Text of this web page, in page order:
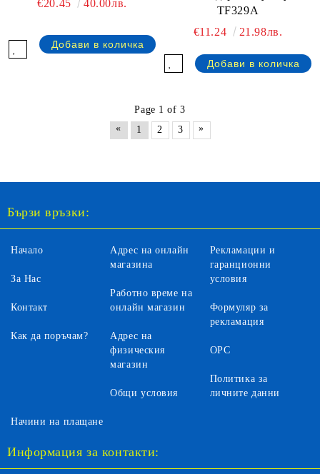
€20.45 40.00лв.
TF329A
€11.24
21.98лв.
Page 1 of 3
«
1 2 3 »
Бързи връзки:
Начало
За Нас
Контакт
Как да поръчам?
Адрес на онлайн
магазина
Работно време на
онлайн магазин
Адрес на
физическия
магазин
Общи условия
Рекламации и
гаранционни
условия
Формуляр за
рекламация
ОРС
Политика за
личните данни
Начини на плащане
Информация за контакти: